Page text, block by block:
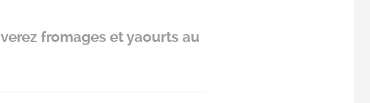
fromages et yaourts au